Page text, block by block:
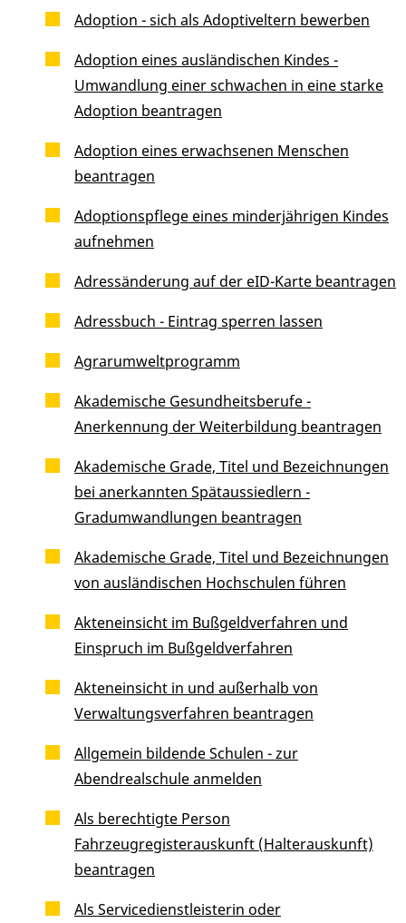
Adoption - sich als Adoptiveltern bewerben
Adoption eines ausländischen Kindes -
Umwandlung einer schwachen in eine starke
Adoption beantragen
Adoption eines erwachsenen Menschen
beantragen
Adoptionspflege eines minderjährigen Kindes
aufnehmen
Adressänderung auf der eID-Karte beantragen
Adressbuch - Eintrag sperren lassen
Agrarumweltprogramm
Akademische Gesundheitsberufe -
Anerkennung der Weiterbildung beantragen
Akademische Grade, Titel und Bezeichnungen
bei anerkannten Spätaussiedlern -
Gradumwandlungen beantragen
Akademische Grade, Titel und Bezeichnungen
von ausländischen Hochschulen führen
Akteneinsicht im Bußgeldverfahren und
Einspruch im Bußgeldverfahren
Akteneinsicht in und außerhalb von
Verwaltungsverfahren beantragen
Allgemein bildende Schulen - zur
Abendrealschule anmelden
Als berechtigte Person
Fahrzeugregisterauskunft (Halterauskunft)
beantragen
Als Servicedienstleisterin oder